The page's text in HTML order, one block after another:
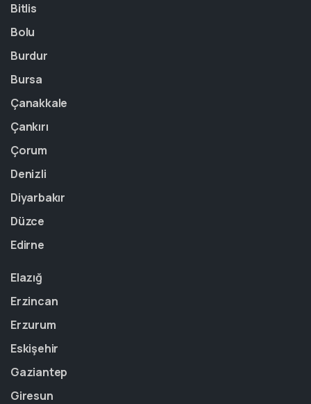
Bitlis
Bolu
Burdur
Bursa
Çanakkale
Çankırı
Çorum
Denizli
Diyarbakır
Düzce
Edirne
Elazığ
Erzincan
Erzurum
Eskişehir
Gaziantep
Giresun